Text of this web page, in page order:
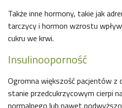
Także inne hormony, takie jak
tarczycy i hormon wzrostu
cukru we krwi.
Insulinooporność
Ogromna większość pacjentów z
stanie przedcukrzycowym cierpi
normalnego lub nawet